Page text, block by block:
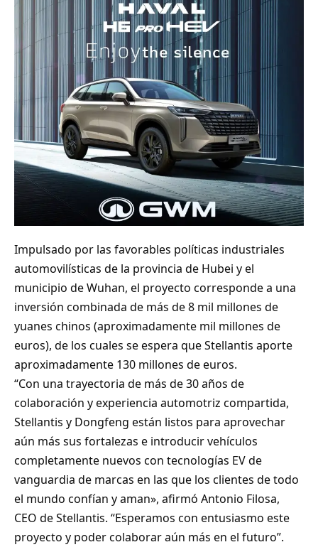
Impulsado por las favorables políticas industriales
automovilísticas de la provincia de Hubei y el
municipio de Wuhan, el proyecto corresponde a una
inversión combinada de más de 8 mil millones de
yuanes chinos (aproximadamente mil millones de
euros), de los cuales se espera que Stellantis aporte
aproximadamente 130 millones de euros.
“Con una trayectoria de más de 30 años de
colaboración y experiencia automotriz compartida,
Stellantis y Dongfeng están listos para aprovechar
aún más sus fortalezas e introducir vehículos
completamente nuevos con tecnologías EV de
vanguardia de marcas en las que los clientes de todo
el mundo confían y aman», afirmó Antonio Filosa,
CEO de Stellantis. “Esperamos con entusiasmo este
proyecto y poder colaborar aún más en el futuro”.